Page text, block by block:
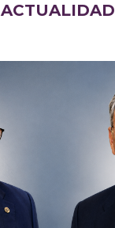
ACTUALIDAD